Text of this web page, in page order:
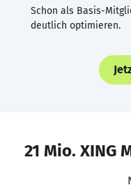
Schon als Basis-
deutlich optimieren.
21 Mio. XING